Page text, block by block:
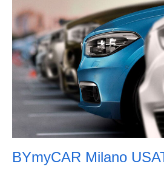
BYmyCAR Milano